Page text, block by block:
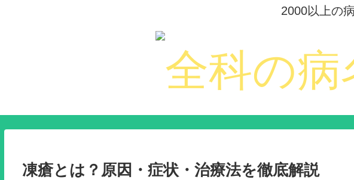
2000以上の
凍瘡とは？原因・症状・治療法を徹底解説